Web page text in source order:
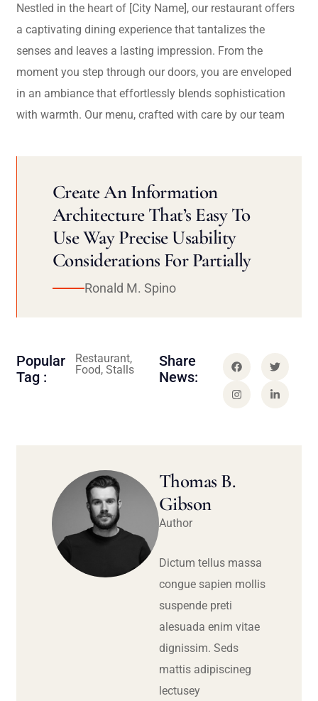
Nestled in the heart of [City Name], our restaurant offers
a captivating dining experience that tantalizes the
senses and leaves a lasting impression. From the
moment you step through our doors, you are enveloped
in an ambiance that effortlessly blends sophistication
with warmth. Our menu, crafted with care by our team
Create An Information
Architecture That’s Easy To
Use Way Precise Usability
Considerations For Partially
Ronald M. Spino
Popular
Tag :
Restaurant,
Food, Stalls
Share
News:
Thomas B.
Gibson
Author
Dictum tellus massa
congue sapien mollis
suspende preti
alesuada enim vitae
dignissim. Seds
mattis adipiscineg
lectusey